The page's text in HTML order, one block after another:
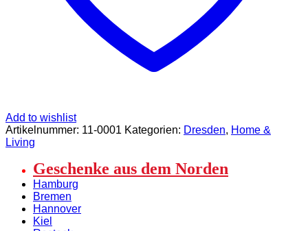
Add to wishlist
Artikelnummer: 11-0001 Kategorien: Dresden, Home &
Living
Geschenke aus dem Norden
Hamburg
Bremen
Hannover
Kiel